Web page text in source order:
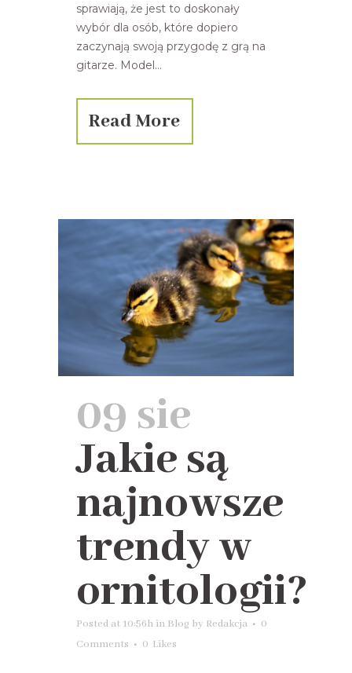
sprawiają, że jest to doskonały
wybór dla osób, które dopiero
zaczynają swoją przygodę z grą na
gitarze. Model...
Read More
09 sie
Jakie są
najnowsze
trendy w
ornitologii?
Posted at 10:56h in Blog by Redakcja
0
Comments
0 Likes